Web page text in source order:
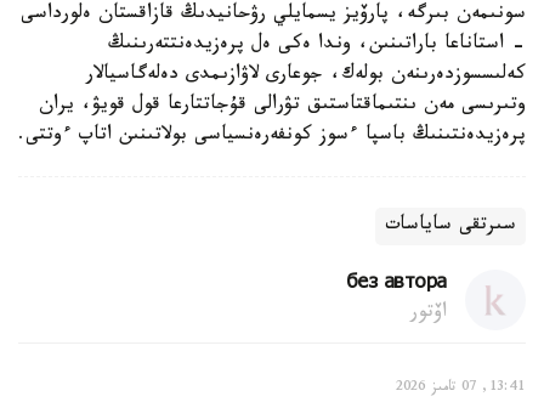
سونىمەن بىرگە، پارۆيز يسمايلي رۋحانيدىڭ قازاقستان ەلورداسى
- استاناعا باراتىنىن، وندا ەكى ەل پرەزيدەنتتەرىنىڭ
كەلىسسوزدەرىنەن بولەك، جوعارى لاۋازىمدى دەلەگاسيالار
وتىرىسى مەن ىنتىماقتاستىق تۋرالى قۇجاتتارعا قول قويۋ، يران
پرەزيدەنتىنىڭ باسپا ءسوز كونفەرەنسياسى بولاتىنىن اتاپ ءوتتى.
سىرتقى ساياسات
без автора
اۆتور
13:41, 07 تامىز 2026